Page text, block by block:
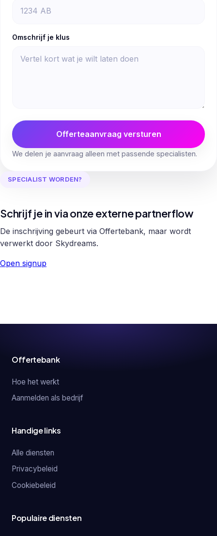
Omschrijf je klus
Offerteaanvraag versturen
We delen je aanvraag alleen met passende specialisten.
SPECIALIST WORDEN?
Schrijf je in via onze externe partnerflow
De inschrijving gebeurt via Offertebank, maar wordt
verwerkt door Skydreams.
Open signup
Offertebank
Hoe het werkt
Aanmelden als bedrijf
Handige links
Alle diensten
Privacybeleid
Cookiebeleid
Populaire diensten